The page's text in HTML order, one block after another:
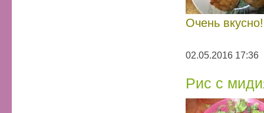
Очень вкусно!
02.05.2016 17:36
Рис с